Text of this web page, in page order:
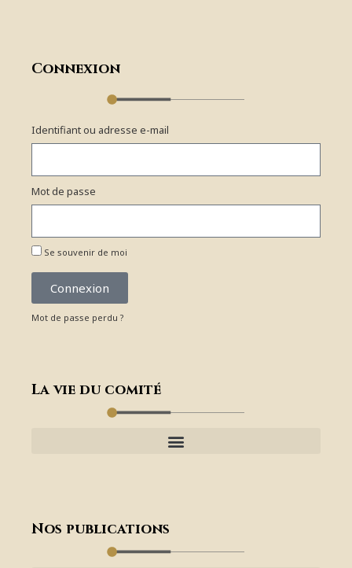
Connexion
Identifiant ou adresse e-mail
Mot de passe
Se souvenir de moi
Connexion
Mot de passe perdu ?
La vie du comité
Nos publications